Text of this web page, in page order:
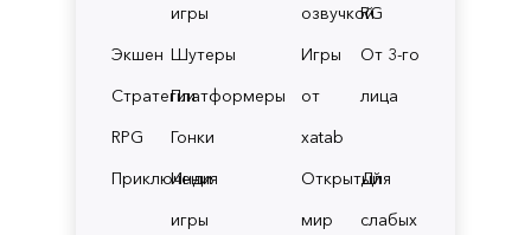
игры
Экшен Шутеры
СтратегииПлатформеры
RPG
Гонки
Приключения
Инди
игры
озвучкой
RG
Игры
от
xatab
От 3-го
лица
Открытый
мир
Для
слабых